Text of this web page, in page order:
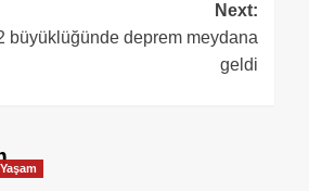
Next:
büyüklüğünde deprem meydana
geldi
Yaşam